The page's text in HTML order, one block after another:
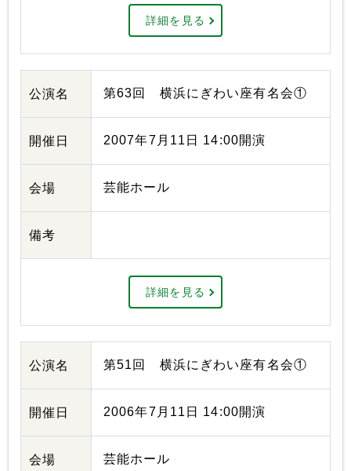
詳細を見る
公演名 第63回 横浜にぎわい座有名会①
開催日 2007年7月11日 14:00開演
会場 芸能ホール
備考
詳細を見る
公演名 第51回 横浜にぎわい座有名会①
開催日 2006年7月11日 14:00開演
会場 芸能ホール